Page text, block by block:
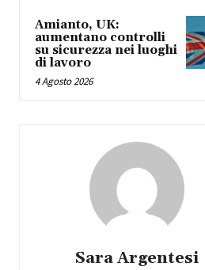
Amianto, UK:
aumentano controlli
su sicurezza nei luoghi
di lavoro
4 Agosto 2026
Sara Argentesi